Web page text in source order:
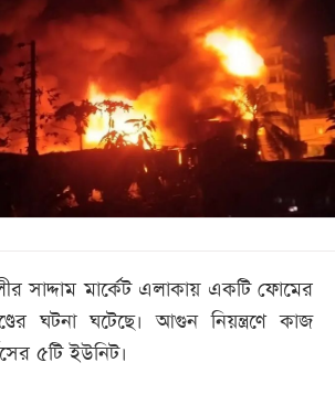
সাদ্দাম মার্কেট এলাকায় একটি ফোমের
ঘটনা ঘটেছে। আগুন নিয়ন্ত্রণে কাজ
৫টি ইউনিট।